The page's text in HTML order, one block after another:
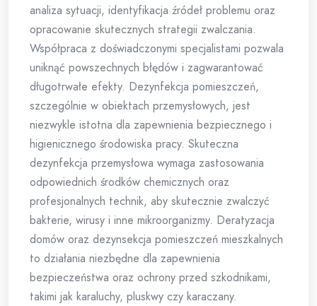
analiza sytuacji, identyfikacja źródeł problemu oraz
opracowanie skutecznych strategii zwalczania.
Współpraca z doświadczonymi specjalistami pozwala
uniknąć powszechnych błędów i zagwarantować
długotrwałe efekty. Dezynfekcja pomieszczeń,
szczególnie w obiektach przemysłowych, jest
niezwykle istotna dla zapewnienia bezpiecznego i
higienicznego środowiska pracy. Skuteczna
dezynfekcja przemysłowa wymaga zastosowania
odpowiednich środków chemicznych oraz
profesjonalnych technik, aby skutecznie zwalczyć
bakterie, wirusy i inne mikroorganizmy. Deratyzacja
domów oraz dezynsekcja pomieszczeń mieszkalnych
to działania niezbędne dla zapewnienia
bezpieczeństwa oraz ochrony przed szkodnikami,
takimi jak karaluchy, pluskwy czy karaczany.